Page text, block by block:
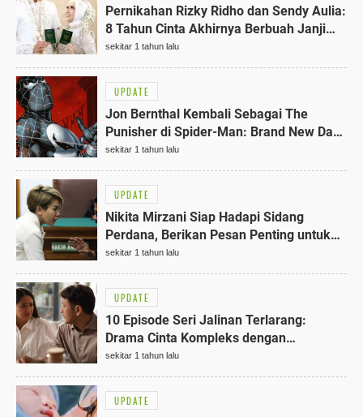
Pernikahan Rizky Ridho dan Sendy Aulia:
8 Tahun Cinta Akhirnya Berbuah Janji
Suci yang Mengejutkan
sekitar 1 tahun lalu
UPDATE
Jon Bernthal Kembali Sebagai The
Punisher di Spider-Man: Brand New Day,
2026 Menjadi Tahun Terbaik!
sekitar 1 tahun lalu
UPDATE
Nikita Mirzani Siap Hadapi Sidang
Perdana, Berikan Pesan Penting untuk
Reza Gladys di Pengadilan Jakarta 24
Juni 2025
sekitar 1 tahun lalu
UPDATE
10 Episode Seri Jalinan Terlarang:
Drama Cinta Kompleks dengan
Marshanda dan Dimas Anggara
sekitar 1 tahun lalu
UPDATE